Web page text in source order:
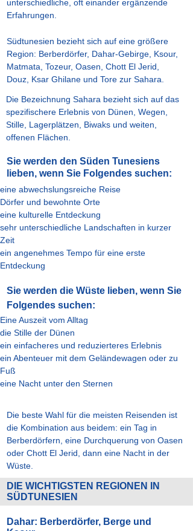
unterschiedliche, oft einander ergänzende
Erfahrungen.
Südtunesien bezieht sich auf eine größere
Region: Berberdörfer, Dahar-Gebirge, Ksour,
Matmata, Tozeur, Oasen, Chott El Jerid,
Douz, Ksar Ghilane und Tore zur Sahara.
Die Bezeichnung Sahara bezieht sich auf das
spezifischere Erlebnis von Dünen, Wegen,
Stille, Lagerplätzen, Biwaks und weiten,
offenen Flächen.
Sie werden den Süden Tunesiens
lieben, wenn Sie Folgendes suchen:
eine abwechslungsreiche Reise
Dörfer und bewohnte Orte
eine kulturelle Entdeckung
sehr unterschiedliche Landschaften in kurzer
Zeit
ein angenehmes Tempo für eine erste
Entdeckung
Sie werden die Wüste lieben, wenn Sie
Folgendes suchen:
Eine Auszeit vom Alltag
die Stille der Dünen
ein einfacheres und reduzierteres Erlebnis
ein Abenteuer mit dem Geländewagen oder zu
Fuß
eine Nacht unter den Sternen
Die beste Wahl für die meisten Reisenden ist
die Kombination aus beidem: ein Tag in
Berberdörfern, eine Durchquerung von Oasen
oder Chott El Jerid, dann eine Nacht in der
Wüste.
DIE WICHTIGSTEN REGIONEN IN
SÜDTUNESIEN
Dahar: Berberdörfer, Berge und